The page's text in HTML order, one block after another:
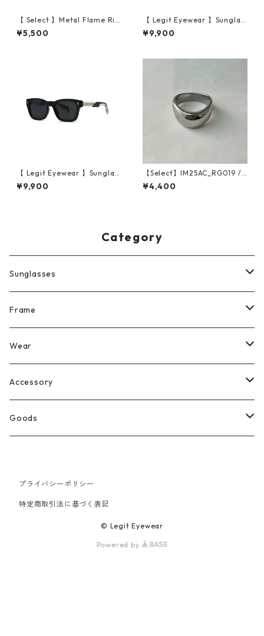
【 Select 】Metal Flame Ri
mless Squarer Sunglasses #
1 (Gold/Clear)
¥5,500
【 Legit Eyewear 】Sunglas
ses Sutoku (Black/Grey)
¥9,900
【 Legit Eyewear 】Sunglas
ses Reizei (Black/Smoke)
¥9,900
【Select】IM25AC_RG019 /
Stainless 316L Curve Ring
（Silver）
¥4,400
Category
Sunglasses
All
Legit Eyewear
Select
Frame
ボストン
ウェリントン
スクエア
ラウンド
Wear
All
Tee
Sewat
Accessory
Ring
Silver
Bracelet
Goods
Cap
プライバシーポリシー
特定商取引法に基づく表記
© Legit Eyewear
Powered by